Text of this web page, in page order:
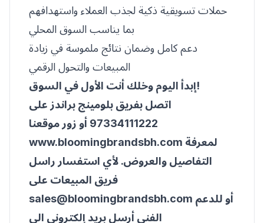
حملات تسويقية ذكية لجذب العملاء واستهدافهم
بما يناسب السوق المحلي
دعم كامل وضمان نتائج ملموسة في زيادة
المبيعات والتحول الرقمي
إبدأ اليوم وخلك أنت الأول في السوق!
اتصل بفريق بلومينج براندز على
97334111222 أو زور موقعنا
www.bloomingbrandsbh.com لمعرفة
التفاصيل والعروض. لأي استفسار راسل
فريق المبيعات على
sales@bloomingbrandsbh.com
الفني أرسل بريد إلكتروني الى